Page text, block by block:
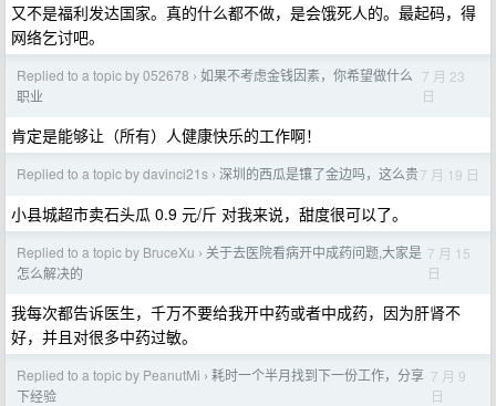
又不是福利发达国家。真的什么都不做，是会饿死人的。最起码，得
网络乞讨吧。
Replied to a topic by 052678 › 如果不考虑金钱因素，你希望做什么
职业
7 月 23
日
肯定是能够让（所有）人健康快乐的工作啊！
Replied to a topic by davinci21s › 深圳的西瓜是镶了金边吗，这么贵7 月 19 日
小县城超市卖石头瓜 0.9 元/斤 对我来说，甜度很可以了。
Replied to a topic by BruceXu › 关于去医院看病开中成药问题,大家是
怎么解决的
7 月 15
日
我每次都告诉医生，千万不要给我开中药或者中成药，因为肝肾不
好，并且对很多中药过敏。
Replied to a topic by PeanutMi › 耗时一个半月找到下一份工作，分享
下经验
7 月 9
日